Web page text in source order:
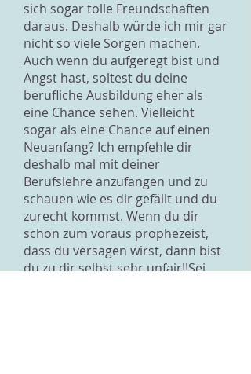
sich sogar tolle Freundschaften
daraus. Deshalb würde ich mir gar
nicht so viele Sorgen machen.
Auch wenn du aufgeregt bist und
Angst hast, soltest du deine
berufliche Ausbildung eher als
eine Chance sehen. Vielleicht
sogar als eine Chance auf einen
Neuanfang? Ich empfehle dir
deshalb mal mit deiner
Berufslehre anzufangen und zu
schauen wie es dir gefällt und du
zurecht kommst. Wenn du dir
schon zum voraus prophezeist,
dass du versagen wirst, dann bist
du zu dir selbst sehr unfair!!Sei